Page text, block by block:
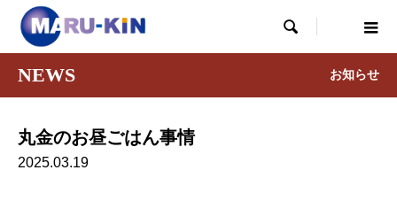

NEWS お知らせ
丸金のお昼ごはん事情
2025.03.19